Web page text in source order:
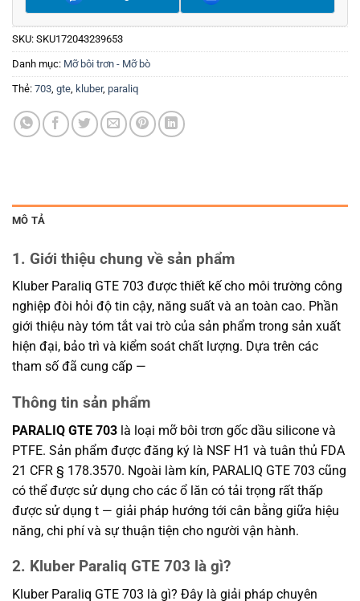
SKU: SKU172043239653
Danh mục: Mỡ bôi trơn - Mỡ bò
Thẻ: 703 gte kluber, paraliq
MÔ TẢ
1. Giới thiệu chung về sản phẩm
Kluber Paraliq GTE 703 được thiết kế cho môi trường công
nghiệp đòi hỏi độ tin cậy, năng suất và an toàn cao. Phần
giới thiệu này tóm tắt vai trò của sản phẩm trong sản xuất
hiện đại, bảo trì và kiểm soát chất lượng. Dựa trên các
tham số đã cung cấp —
Thông tin sản phẩm
PARALIQ GTE 703 là loại mỡ bôi trơn gốc dầu silicone và
PTFE. Sản phẩm được đăng ký là NSF H1 và tuân thủ FDA
21 CFR § 178.3570. Ngoài làm kín, PARALIQ GTE 703 cũng
có thể được sử dụng cho các ổ lăn có tải trọng rất thấp
được sử dụng t — giải pháp hướng tới cân bằng giữa hiệu
năng, chi phí và sự thuận tiện cho người vận hành.
2. Kluber Paraliq GTE 703 là gì?
Kluber Paraliq GTE 703 là gì? Đây là giải pháp chuyên